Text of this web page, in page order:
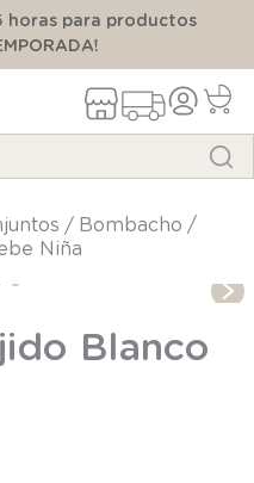
horas para productos
bombacho
Niña
Blanco